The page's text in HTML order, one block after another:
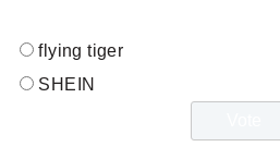
flying tiger
SHEIN